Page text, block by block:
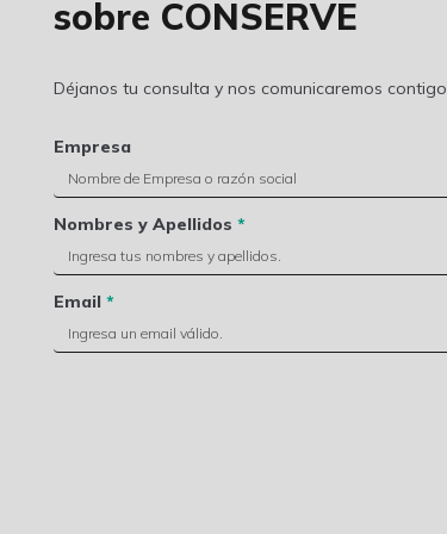
sobre CONSERVE
Déjanos tu consulta y nos comunicaremos contigo
Empresa
Nombres y Apellidos*
Email*